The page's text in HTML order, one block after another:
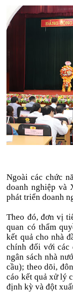
Ngoài các chức
doanh nghiệp và
phát triển doanh
Theo đó, đơn vị
quan có thẩm
kết quả cho nhà
chính đối với các
ngân sách nhà
cầu); theo dõi,
cáo kết quả xử lý
định kỳ và đột